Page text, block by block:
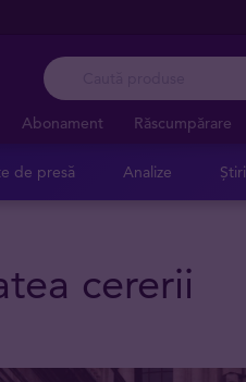
Abonament Răscumpărare
de presă Analize Știri
cererii